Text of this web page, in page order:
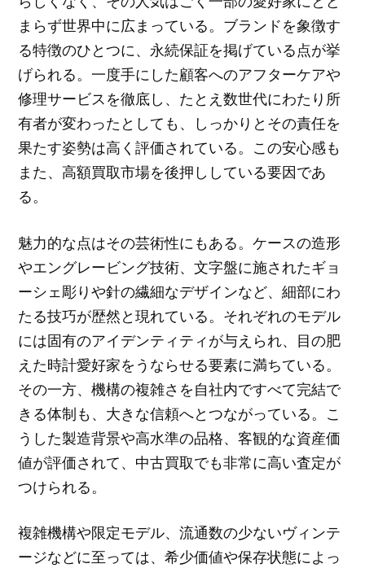
まらず世界中に広まっている。ブランドを象徴す
る特徴のひとつに、永続保証を掲げている点が挙
げられる。一度手にした顧客へのアフターケアや
修理サービスを徹底し、たとえ数世代にわたり所
有者が変わったとしても、しっかりとその責任を
果たす姿勢は高く評価されている。この安心感も
また、高額買取市場を後押ししている要因であ
る。
魅力的な点はその芸術性にもある。ケースの造形
やエングレービング技術、文字盤に施されたギョ
ーシェ彫りや針の繊細なデザインなど、細部にわ
たる技巧が歴然と現れている。それぞれのモデル
には固有のアイデンティティが与えられ、目の肥
えた時計愛好家をうならせる要素に満ちている。
その一方、機構の複雑さを自社内ですべて完結で
きる体制も、大きな信頼へとつながっている。こ
うした製造背景や高水準の品格、客観的な資産価
値が評価されて、中古買取でも非常に高い査定が
つけられる。
複雑機構や限定モデル、流通数の少ないヴィンテ
ージなどに至っては、希少価値や保存状態によっ